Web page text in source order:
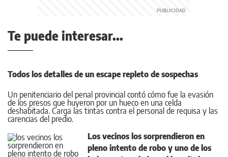
Te puede interesar...
Todos los detalles de un escape repleto de sospechas
Un penitenciario del penal provincial contó cómo fue la evasión
de los presos que huyeron por un hueco en una celda
deshabitada. Carga las tintas contra el personal de requisa y las
carencias del predio.
Los vecinos los sorprendieron en
pleno intento de robo y uno de los